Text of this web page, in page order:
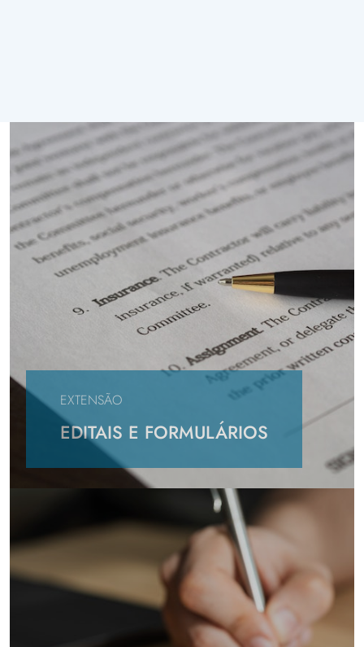
EXTENSÃO
EDITAIS E FORMULÁRIOS